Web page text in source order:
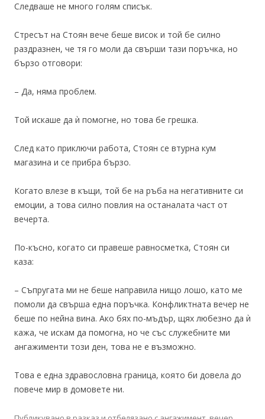
Следваше не много голям списък.
Стресът на Стоян вече беше висок и той бе силно
раздразнен, че тя го моли да свърши тази поръчка, но
бързо отговори:
– Да, няма проблем.
Той искаше да ѝ помогне, но това бе грешка.
След като приключи работа, Стоян се втурна кум
магазина и се прибра бързо.
Когато влезе в къщи, той бе на ръба на негативните си
емоции, а това силно повлия на останалата част от
вечерта.
По-късно, когато си правеше равносметка, Стоян си
каза:
– Съпругата ми не беше направила нищо лошо, като ме
помоли да свърша една поръчка. Конфликтната вечер не
беше по нейна вина. Ако бях по-мъдър, щях любезно да ѝ
кажа, че искам да помогна, но че със служебните ми
ангажименти този ден, това не е възможно.
Това е една здравословна граница, която би довела до
повече мир в домовете ни.